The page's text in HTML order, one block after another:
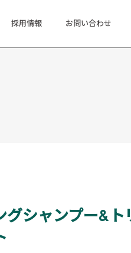
採用情報 お問い合わせ
グシャンプー&ト